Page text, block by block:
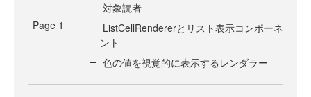
Page 1
対象読者
ListCellRendererとリスト表示コンポーネ
ント
色の値を視覚的に表示するレンダラー